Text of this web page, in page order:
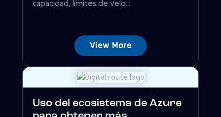
capacidad, límites de velo...
View More
Uso del ecosistema de Azure